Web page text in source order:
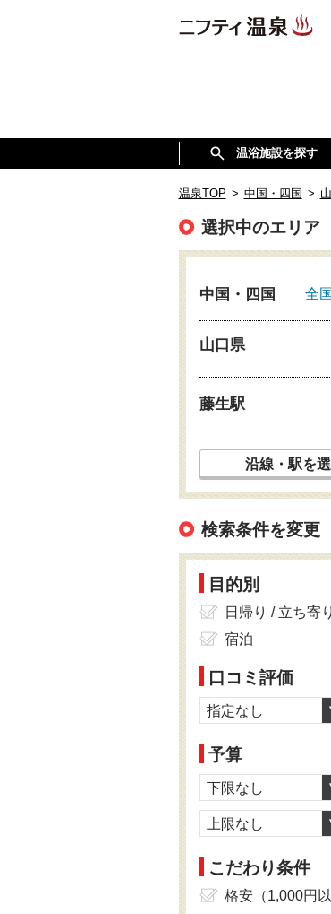
温浴施設を探す
温泉TOP > 中国・四国 >
選択中のエリア
中国・四国 全
山口県
藤生駅
沿線・駅を
検索条件を変更
目的別
日帰り / 立ち寄り
宿泊
口コミ評価
指定なし
予算
下限なし
上限なし
こだわり条件
格安（1,000円以